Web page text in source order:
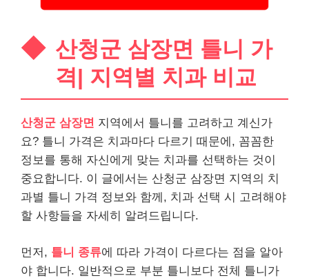
산청군 삼장면 틀니 가
격| 지역별 치과 비교
산청군 삼장면 지역에서 틀니를 고려하고 계신가
요? 틀니 가격은 치과마다 다르기 때문에, 꼼꼼한
정보를 통해 자신에게 맞는 치과를 선택하는 것이
중요합니다. 이 글에서는 산청군 삼장면 지역의 치
과별 틀니 가격 정보와 함께, 치과 선택 시 고려해야
할 사항들을 자세히 알려드립니다.
먼저, 틀니 종류에 따라 가격이 다르다는 점을 알아
야 합니다. 일반적으로 부분 틀니보다 전체 틀니가